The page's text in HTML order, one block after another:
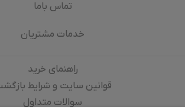
تماس باما
خدمات مشتریان
راهنمای خرید
قوانین سایت و شرایط
سوالات متداول